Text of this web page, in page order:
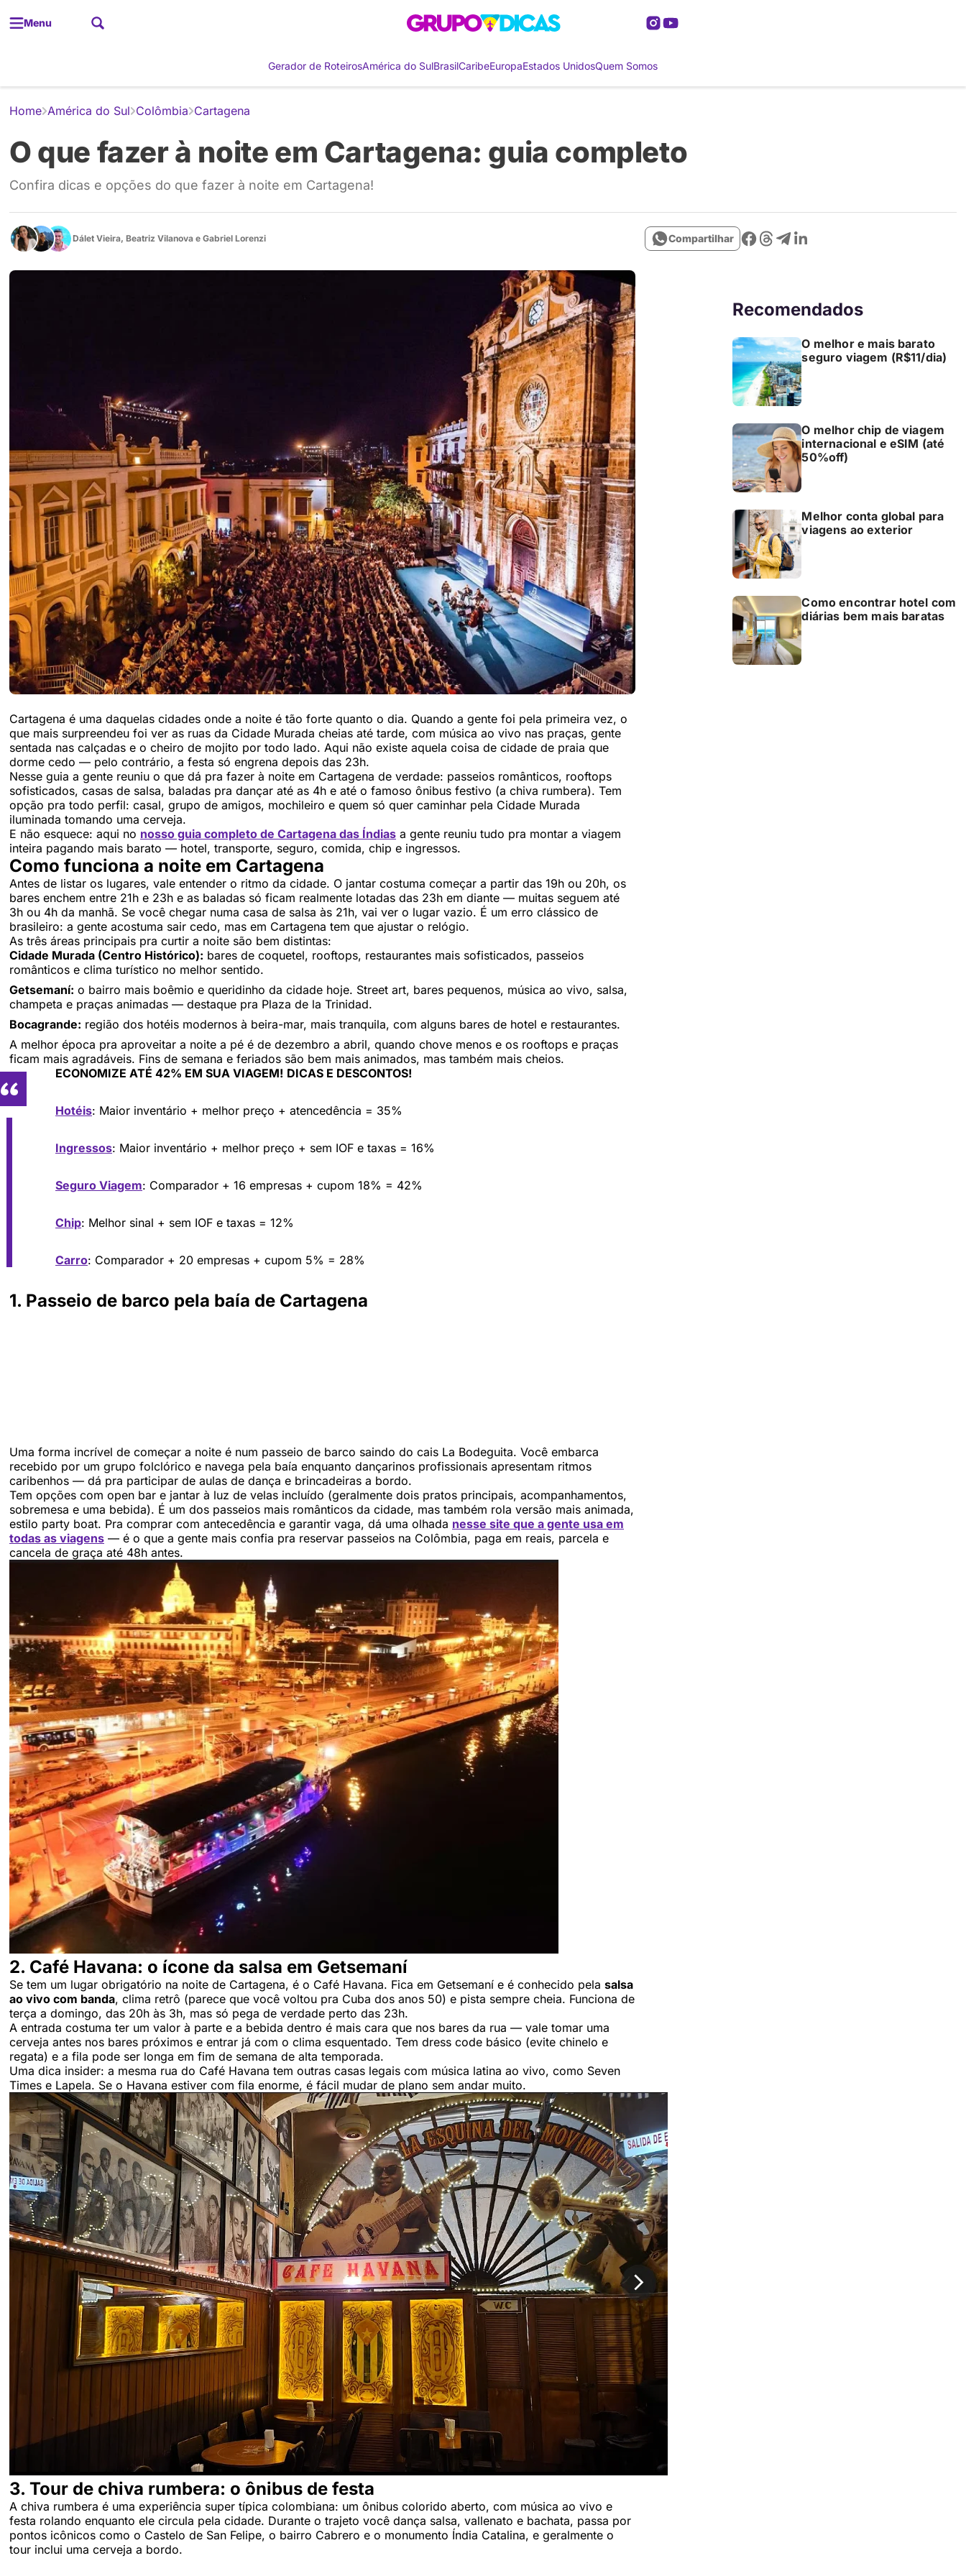
Menu
Gerador de RoteirosAmérica do SulBrasilCaribeEuropaEstados UnidosQuem Somos
Home América do Sul Colômbia Cartagena
O que fazer à noite em Cartagena: guia completo
Confira dicas e opções do que fazer à noite em Cartagena!
Dálet Vieira, Beatriz Vilanova e Gabriel Lorenzi Compartilhar
Cartagena é uma daquelas cidades onde a noite é tão forte quanto o dia. Quando a gente foi pela primeira vez, o
que mais surpreendeu foi ver as ruas da Cidade Murada cheias até tarde, com música ao vivo nas praças, gente
sentada nas calçadas e o cheiro de mojito por todo lado. Aqui não existe aquela coisa de cidade de praia que
dorme cedo — pelo contrário, a festa só engrena depois das 23h.
Nesse guia a gente reuniu o que dá pra fazer à noite em Cartagena de verdade: passeios românticos, rooftops
sofisticados, casas de salsa, baladas pra dançar até as 4h e até o famoso ônibus festivo (a chiva rumbera). Tem
opção pra todo perfil: casal, grupo de amigos, mochileiro e quem só quer caminhar pela Cidade Murada
iluminada tomando uma cerveja.
E não esquece: aqui no nosso guia completo de Cartagena das Índias a gente reuniu tudo pra montar a viagem
inteira pagando mais barato — hotel, transporte, seguro, comida, chip e ingressos.
Como funciona a noite em Cartagena
Antes de listar os lugares, vale entender o ritmo da cidade. O jantar costuma começar a partir das 19h ou 20h, os
bares enchem entre 21h e 23h e as baladas só ficam realmente lotadas das 23h em diante — muitas seguem até
3h ou 4h da manhã. Se você chegar numa casa de salsa às 21h, vai ver o lugar vazio. É um erro clássico de
brasileiro: a gente acostuma sair cedo, mas em Cartagena tem que ajustar o relógio.
As três áreas principais pra curtir a noite são bem distintas:
Cidade Murada (Centro Histórico): bares de coquetel, rooftops, restaurantes mais sofisticados, passeios
românticos e clima turístico no melhor sentido.
Getsemaní: o bairro mais boêmio e queridinho da cidade hoje. Street art, bares pequenos, música ao vivo, salsa,
champeta e praças animadas — destaque pra Plaza de la Trinidad.
Bocagrande: região dos hotéis modernos à beira-mar, mais tranquila, com alguns bares de hotel e restaurantes.
A melhor época pra aproveitar a noite a pé é de dezembro a abril, quando chove menos e os rooftops e praças
ficam mais agradáveis. Fins de semana e feriados são bem mais animados, mas também mais cheios.
ECONOMIZE ATÉ 42% EM SUA VIAGEM! DICAS E DESCONTOS!
Hotéis: Maior inventário + melhor preço + atencedência = 35%
Ingressos: Maior inventário + melhor preço + sem IOF e taxas = 16%
Seguro Viagem: Comparador + 16 empresas + cupom 18% = 42%
Chip: Melhor sinal + sem IOF e taxas = 12%
Carro: Comparador + 20 empresas + cupom 5% = 28%
1. Passeio de barco pela baía de Cartagena
Uma forma incrível de começar a noite é num passeio de barco saindo do cais La Bodeguita. Você embarca
recebido por um grupo folclórico e navega pela baía enquanto dançarinos profissionais apresentam ritmos
caribenhos — dá pra participar de aulas de dança e brincadeiras a bordo.
Tem opções com open bar e jantar à luz de velas incluído (geralmente dois pratos principais, acompanhamentos,
sobremesa e uma bebida). É um dos passeios mais românticos da cidade, mas também rola versão mais animada,
estilo party boat. Pra comprar com antecedência e garantir vaga, dá uma olhada nesse site que a gente usa em
todas as viagens — é o que a gente mais confia pra reservar passeios na Colômbia, paga em reais, parcela e
cancela de graça até 48h antes.
2. Café Havana: o ícone da salsa em Getsemaní
Se tem um lugar obrigatório na noite de Cartagena, é o Café Havana. Fica em Getsemaní e é conhecido pela salsa
ao vivo com banda, clima retrô (parece que você voltou pra Cuba dos anos 50) e pista sempre cheia. Funciona de
terça a domingo, das 20h às 3h, mas só pega de verdade perto das 23h.
A entrada costuma ter um valor à parte e a bebida dentro é mais cara que nos bares da rua — vale tomar uma
cerveja antes nos bares próximos e entrar já com o clima esquentado. Tem dress code básico (evite chinelo e
regata) e a fila pode ser longa em fim de semana de alta temporada.
Uma dica insider: a mesma rua do Café Havana tem outras casas legais com música latina ao vivo, como Seven
Times e Lapela. Se o Havana estiver com fila enorme, é fácil mudar de plano sem andar muito.
3. Tour de chiva rumbera: o ônibus de festa
A chiva rumbera é uma experiência super típica colombiana: um ônibus colorido aberto, com música ao vivo e
festa rolando enquanto ele circula pela cidade. Durante o trajeto você dança salsa, vallenato e bachata, passa por
pontos icônicos como o Castelo de San Felipe, o bairro Cabrero e o monumento Índia Catalina, e geralmente o
tour inclui uma cerveja a bordo.
Recomendados
O melhor e mais barato
seguro viagem (R$11/dia)
O melhor chip de viagem
internacional e eSIM (até
50%off)
Melhor conta global para
viagens ao exterior
Como encontrar hotel com
diárias bem mais baratas